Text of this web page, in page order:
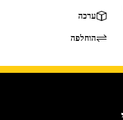
ערכה
הוחלפה